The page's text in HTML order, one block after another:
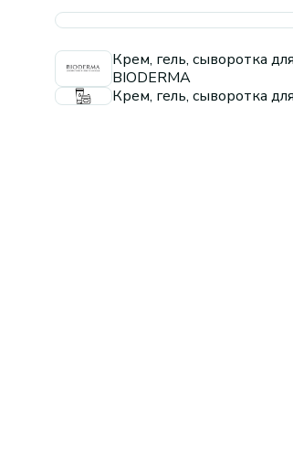
Крем, гель, сыворотка
BIODERMA
Крем, гель, сыворотка